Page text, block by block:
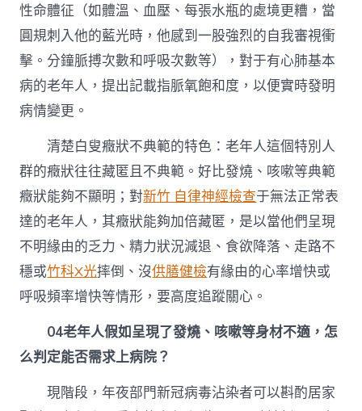
性命體征（如體溫、血壓、每張水瓶的處境更糟，當
圓規刺入他的藍光時，他感到一股強烈的自我審視衝
擊。分鐘脈搏次數和呼吸次數等），對于有心肺基本
病的老年人，提出記載指脈氧飽和度，以便實時發明
病情變更。
清楚白叟癥狀不典範的特色：老年人這個特別人
群的癥狀往往藏匿且不典範。好比發燒、咳嗽等典範
癥狀能夠不顯明；對新竹 自律神經檢查于無法正常表
達的老年人，其癥狀能夠加倍藏匿，是以當他們呈現
不明緣由的乏力、精力狀況減退、食欲降落、走路不
穩或竹科X光摔倒、沒供膳健檢有緣由的心率增快或
呼吸頻率增快等情形，要高度追蹤關心。
04老年人假如呈現了發燒、咳嗽等身材不適，怎
么判定能否需求上病院？
現階段，年夜部門新冠病毒沾染者可以斟酌居家